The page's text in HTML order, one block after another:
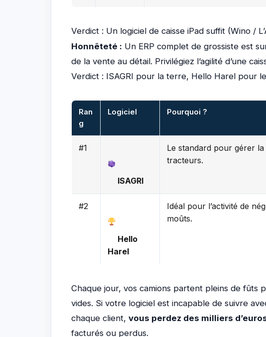
Verdict : Un logiciel de caisse iPad suffit (Wino /
Honnêteté : Un ERP complet de grossiste est
de la vente au détail. Privilégiez l’agilité d’une
Verdict : ISAGRI pour la terre, Hello Harel pour
Ran
g
Logiciel Pourquoi ?
#1
ISAGRI
Le standard pour gérer
tracteurs.
#2
Hello
Harel
Idéal pour l’activité de
moûts.
Chaque jour, vos camions partent pleins de fûts
vides. Si votre logiciel est incapable de suivre
chaque client, vous perdez des milliers
facturés ou perdus.